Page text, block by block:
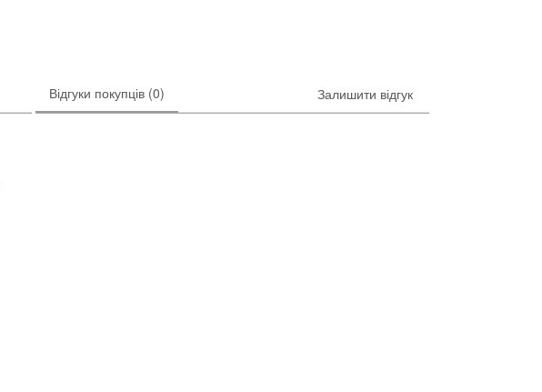
Відгуки покупців (0) Залишити відгук